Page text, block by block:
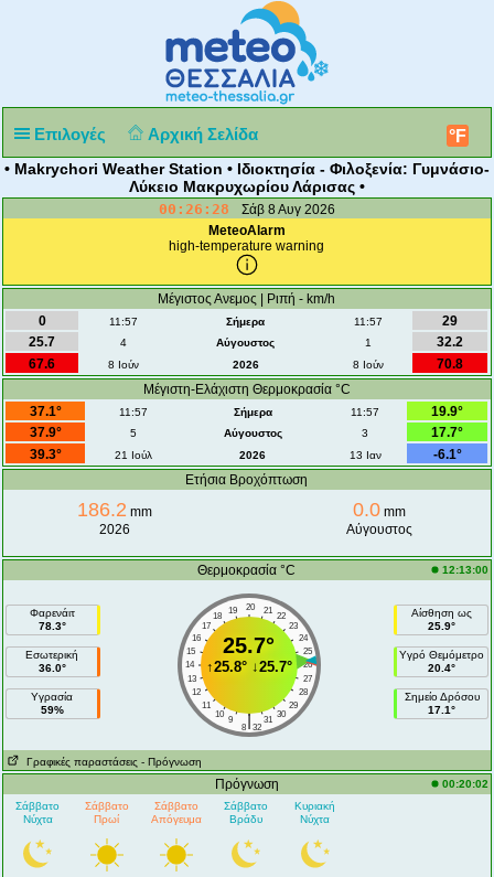
Επιλογές Αρχική Σελίδα °F
• Makrychori Weather Station • Ιδιοκτησία - Φιλοξενία: Γυμνάσιο-
Λύκειο Μακρυχωρίου Λάρισας •
00:26:28
Σάβ 8 Αυγ 2026
MeteoAlarm
high-temperature warning
Μέγιστος Ανεμος | Ριπή - km/h
0
11:57 Σήμερα 11:57
29
25.7
4 Αύγουστος 1
32.2
67.6
8 Ιούν 2026 8 Ιούν
70.8
Μέγιστη-Ελάχιστη Θερμοκρασία °C
37.1°
11:57 Σήμερα 11:57
19.9°
37.9°
5 Αύγουστος 3
17.7°
39.3°
21 Ιούλ 2026 13 Ιαν
-6.1°
Ετήσια Βροχόπτωση
186.2 mm
2026
0.0mm
Αύγουστος
Θερμοκρασία °C 12:13:00
Φαρενάιτ
78.3°
Εσωτερική
36.0°
Υγρασία
59%
20
19 21
18
22
17
23
16
24
15
25
14
26
13
27
12
28
11
29
10
30
9 31
|
8 32
25.7°
↑25.8°↓25.7°
Αίσθηση ως
25.9°
Υγρό Θεμόμετρο
20.4°
Σημείο Δρόσου
17.1°
Γραφικές παραστάσεις - Πρόγνωση
Πρόγνωση
00:20:02
Σάββατο
Νύχτα
Σάββατο
Πρωί
Σάββατο
Απόγευμα
Σάββατο
Βράδυ
Κυριακή
Νύχτα